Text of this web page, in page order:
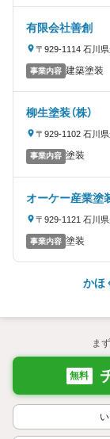
有限会社善創
〒929-1114 石川
事業内容 建築塗装
柳生塗装（株）
〒929-1102 石川
事業内容 塗装
オーケー産業塗
〒929-1121 石川
事業内容 塗装
かほ
ま
無料